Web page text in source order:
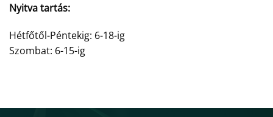
Nyitva tartás:
Hétfőtől-Péntekig: 6-18-ig
Szombat: 6-15-ig